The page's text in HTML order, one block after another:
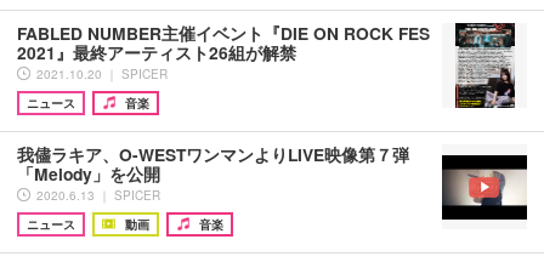
FABLED NUMBER主催イベント『DIE ON ROCK FES
2021』最終アーティスト26組が解禁
2021.10.20 ｜ SPICER
ニュース
音楽
我儘ラキア、O-WESTワンマンよりLIVE映像第７弾
「Melody」を公開
2020.6.13 ｜ SPICER
ニュース
動画 音楽